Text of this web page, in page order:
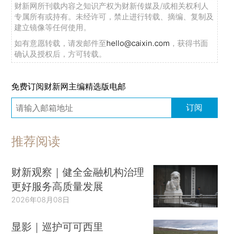
财新网所刊载内容之知识产权为财新传媒及/或相关权利人
专属所有或持有。未经许可，禁止进行转载、摘编、复制及
建立镜像等任何使用。
如有意愿转载，请发邮件至hello@caixin.com ，获得书面
确认及授权后，方可转载。
免费订阅财新网主编精选版电邮
订阅
推荐阅读
财新观察｜健全金融机构治理
更好服务高质量发展
2026年08月08日
显影｜巡护可可西里